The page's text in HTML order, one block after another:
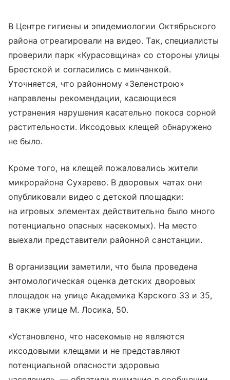
В Центре гигиены и эпидемиологии Октябрьского
района отреагировали на видео. Так, специалисты
проверили парк «Курасовщина» со стороны улицы
Брестской и согласились с минчанкой.
Уточняется, что районному «Зеленстрою»
направлены рекомендации, касающиеся
устранения нарушения касательно покоса сорной
растительности. Иксодовых клещей обнаружено
не было.
Кроме того, на клещей пожаловались жители
микрорайона Сухарево. В дворовых чатах они
опубликовали видео с детской площадки:
на игровых элементах действительно было много
потенциально опасных насекомых). На место
выехали представители районной санстанции.
В организации заметили, что была проведена
энтомологическая оценка детских дворовых
площадок на улице Академика Карского 33 и 35,
а также улице М. Лосика, 50.
«Установлено, что насекомые не являются
иксодовыми клещами и не представляют
потенциальной опасности здоровью